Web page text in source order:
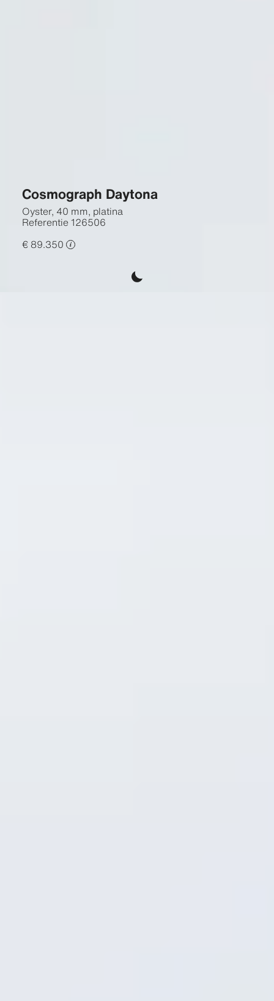
Cosmograph Daytona
Oyster, 40 mm, platina
Referentie126506
€ 89.350